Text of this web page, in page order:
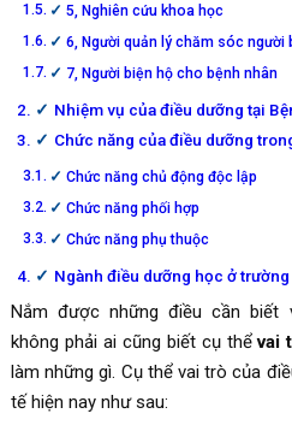
5, Nghiên cứu khoa học
6, Người quản lý chăm sóc người
7, Người biện hộ cho bệnh nhân
Nhiệm vụ của điều dưỡng tại
Chức năng của điều dưỡng
Chức năng chủ động độc lập
Chức năng phối hợp
Chức năng phụ thuộc
Ngành điều dưỡng học ở
Nắm được những điều cần biết
không phải ai cũng biết cụ thểvai
làm những gì. Cụ thể vai trò của
tế hiện nay như sau: